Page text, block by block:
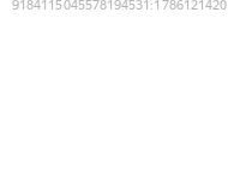
9184115045578194531 :1786121420